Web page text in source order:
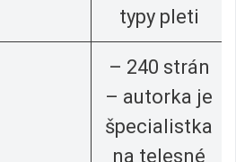
typy pleti
– 240 strán
– autorka je
špecialistka
na telesné